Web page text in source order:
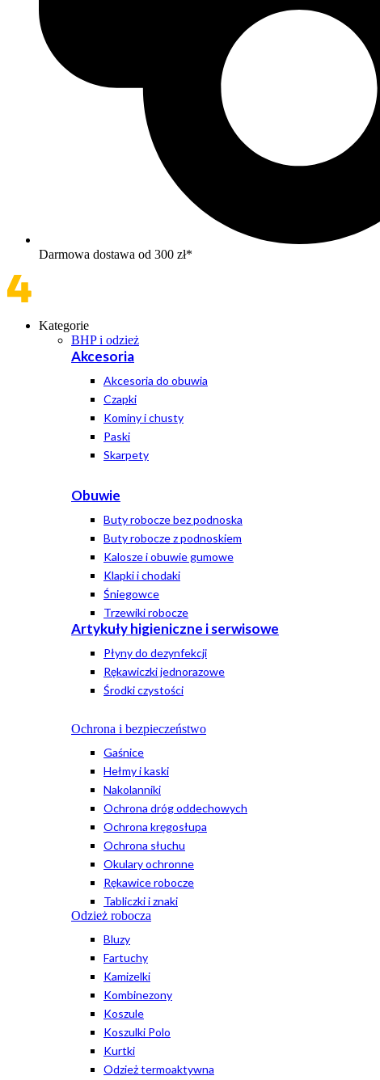
Darmowa dostawa od 300 zł*
Kategorie
BHP i odzież
Akcesoria
Akcesoria do obuwia
Czapki
Kominy i chusty
Paski
Skarpety
Obuwie
Buty robocze bez podnoska
Buty robocze z podnoskiem
Kalosze i obuwie gumowe
Klapki i chodaki
Śniegowce
Trzewiki robocze
Artykuły higieniczne i serwisowe
Płyny do dezynfekcji
Rękawiczki jednorazowe
Środki czystości
Ochrona i bezpieczeństwo
Gaśnice
Hełmy i kaski
Nakolanniki
Ochrona dróg oddechowych
Ochrona kręgosłupa
Ochrona słuchu
Okulary ochronne
Rękawice robocze
Tabliczki i znaki
Odzież robocza
Bluzy
Fartuchy
Kamizelki
Kombinezony
Koszule
Koszulki Polo
Kurtki
Odzież termoaktywna